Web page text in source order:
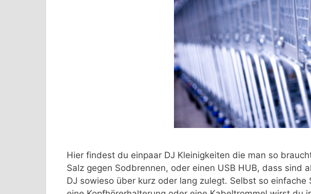
Hier findest du einpaar DJ Kleinigkeiten die man so
Salz gegen Sodbrennen, oder einen USB HUB, dass sind
DJ sowieso über kurz oder lang zulegt. Selbst so